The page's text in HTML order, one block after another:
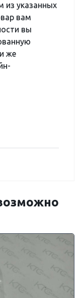
из указанных
вам
вы
же